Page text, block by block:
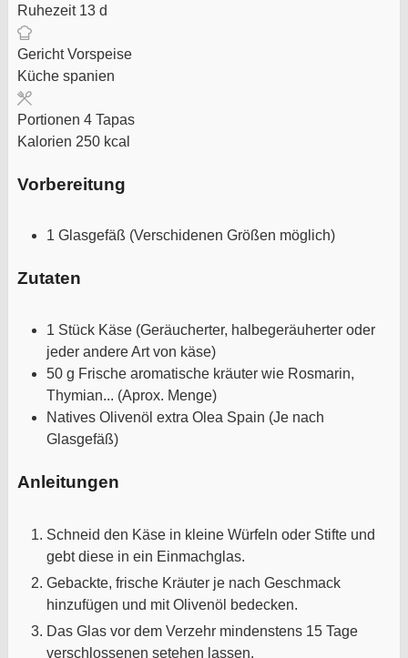
Ruhezeit 13Tage
d
GerichtVorspeise
Küche spanien
Portionen 4 Tapas
Kalorien 250 kcal
Vorbereitung
1 Glasgefäß (Verschidenen Größen möglich)
Zutaten
1 Stück Käse (Geräucherter, halbegeräuherter oder
jeder andere Art von käse)
50 g Frische aromatische kräuter wie Rosmarin,
Thymian... (Aprox. Menge)
Natives Olivenöl extra Olea Spain (Je nach
Glasgefäß)
Anleitungen
Schneid den Käse in kleine Würfeln oder Stifte und
gebt diese in ein Einmachglas.
Gebackte, frische Kräuter je nach Geschmack
hinzufügen und mit Olivenöl bedecken.
Das Glas vor dem Verzehr mindenstens 15 Tage
verschlossenen setehen lassen.